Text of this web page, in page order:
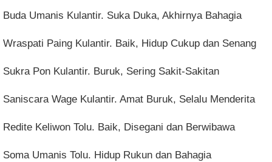
Buda Umanis Kulantir. Suka Duka, Akhirnya Bahagia
Wraspati Paing Kulantir. Baik, Hidup Cukup dan Senang
Sukra Pon Kulantir. Buruk, Sering Sakit-Sakitan
Saniscara Wage Kulantir. Amat Buruk, Selalu Menderita
Redite Keliwon Tolu. Baik, Disegani dan Berwibawa
Soma Umanis Tolu. Hidup Rukun dan Bahagia